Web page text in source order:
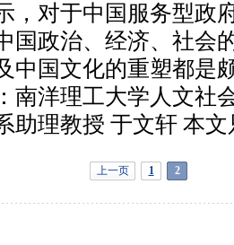
，对于中国服务型政
国政治、经济、社会
中国文化的重塑都是
南洋理工大学人文社
助理教授 于文轩 本
上一页 1 2